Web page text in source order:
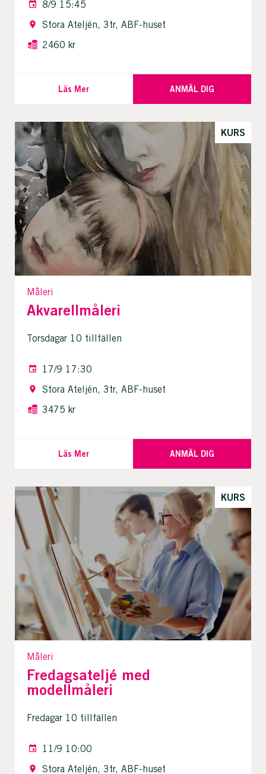
8/9 15:45
Stora Ateljén, 3tr, ABF-huset
2460 kr
Läs Mer ANMÄL DIG
KURS
Måleri
Akvarellmåleri
Torsdagar 10 tillfällen
17/9 17:30
Stora Ateljén, 3tr, ABF-huset
3475 kr
Läs Mer ANMÄL DIG
KURS
Måleri
Fredagsateljé med
modellmåleri
Fredagar 10 tillfällen
11/9 10:00
Stora Ateljén, 3tr, ABF-huset